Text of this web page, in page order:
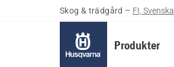
Skog & trädgård – FI, Svenska
Produkter